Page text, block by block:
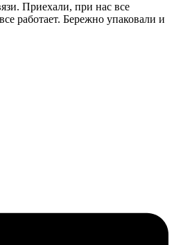
Приехали, при нас все
работает. Бережно упаковали и